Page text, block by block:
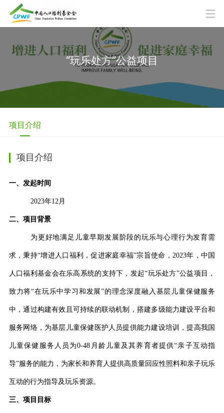
“玩乐处方”公益项目
项目介绍
项目介绍
一、发起时间
2023年12月
二、项目背景
为更好地满足儿童早期发展阶段的玩乐与心理行为发育需
求，秉持“增进人口福利，促进家庭幸福”宗旨使命，2023年，中国
人口福利基金会在乐高系统的支持下，发起“玩乐处方”公益项目，
致力将“在玩乐中学习和发展”的理念深度融入基层儿童保健服务
中，通过构建有效且可持续的联动机制，搭建多级能力建设平台和
服务网络，为基层儿童保健医护人员提供能力建设培训，提高我国
儿童保健服务人员为0-48月龄儿童及其养育者提供“亲子互动指
导”服务的能力，为家长和养育人提供高质量回应性照料和亲子玩乐
互动的行为指导及玩乐资源。
三、项目目标